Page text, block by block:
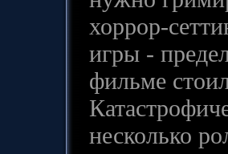
хоррор-
игры -
фильме
несколько